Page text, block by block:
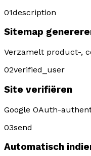
01description
Sitemap
Verzamelt product-,
02verified_user
Site verifiëren
Google OAuth-
03send
Automatisch